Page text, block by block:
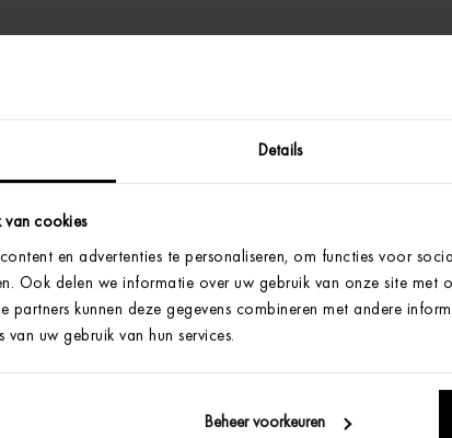
Details
van cookies
en advertenties te personaliseren, om functies voor
Ook delen we informatie over uw gebruik van onze site met
partners kunnen deze gegevens combineren met andere
uw gebruik van hun services.
Beheer voorkeuren